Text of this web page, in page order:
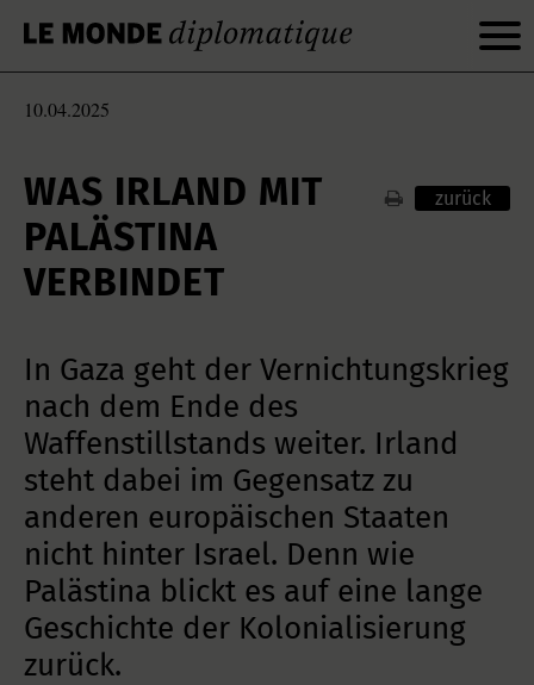
10.04.2025
WAS IRLAND MIT
PALÄSTINA
VERBINDET
zurück
In Gaza geht der Vernichtungskrieg
nach dem Ende des
Waffenstillstands weiter. Irland
steht dabei im Gegensatz zu
anderen europäischen Staaten
nicht hinter Israel. Denn wie
Palästina blickt es auf eine lange
Geschichte der Kolonialisierung
zurück.